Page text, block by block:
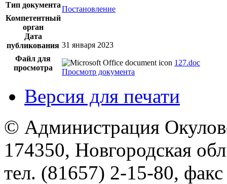
Тип документаПостановление
Компетентный
орган
Дата
публикования 31 января 2023
Файл для
просмотра
127.doc
Просмотр документа
Версия для печати
© Администрация
174350, Новгородская
тел. (81657) 2-15-80,